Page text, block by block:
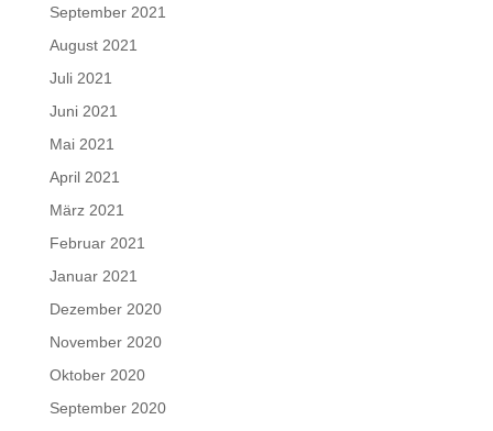
September 2021
August 2021
Juli 2021
Juni 2021
Mai 2021
April 2021
März 2021
Februar 2021
Januar 2021
Dezember 2020
November 2020
Oktober 2020
September 2020